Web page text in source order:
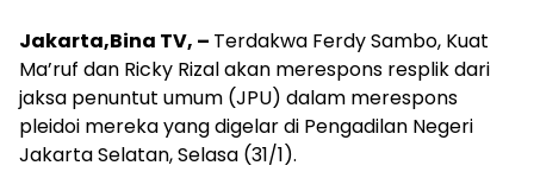
Jakarta,Bina TV, – Terdakwa Ferdy Sambo, Kuat
Ma’ruf dan Ricky Rizal akan merespons resplik dari
jaksa penuntut umum (JPU) dalam merespons
pleidoi mereka yang digelar di Pengadilan Negeri
Jakarta Selatan, Selasa (31/1).